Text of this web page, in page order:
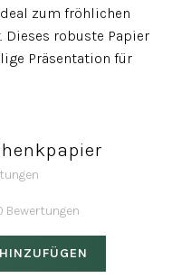
zum fröhlichen
Dieses robuste Papier
Präsentation für
Bewertungen